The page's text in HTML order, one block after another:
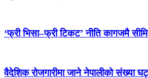
‘फ्री भिसा–फ्री टिकट’ नीति कागजमै
वैदेशिक रोजगारीमा जाने नेपालीको